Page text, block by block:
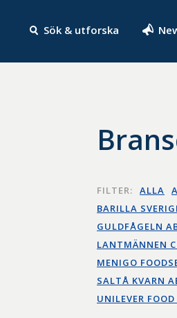
Sök & utforska
FILTER: ALLA
BARILLA
GULDFÅGELN
LANTMÄNNEN
MENIGO
SALTÅ KVARN
UNILEVER